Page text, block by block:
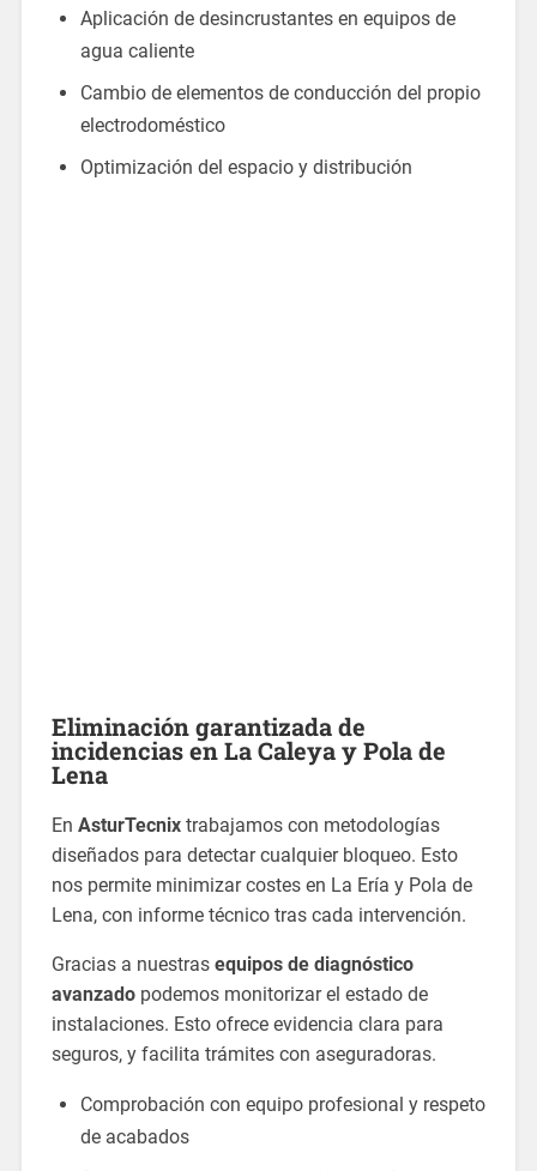
Aplicación de desincrustantes en equipos de
agua caliente
Cambio de elementos de conducción del propio
electrodoméstico
Optimización del espacio y distribución
Eliminación garantizada de
incidencias en La Caleya y Pola de
Lena
En AsturTecnixtrabajamos con metodologías
diseñados para detectar cualquier bloqueo. Esto
nos permite minimizar costes en La Ería y Pola de
Lena, con informe técnico tras cada intervención.
Gracias a nuestras equipos de diagnóstico
avanzadopodemos monitorizar el estado de
instalaciones. Esto ofrece evidencia clara para
seguros, y facilita trámites con aseguradoras.
Comprobación con equipo profesional y respeto
de acabados